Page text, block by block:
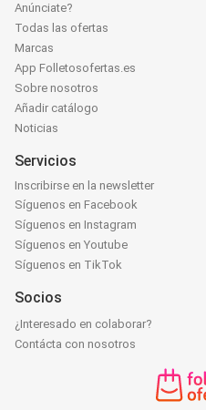
Anúnciate?
Todas las ofertas
Marcas
App Folletosofertas.es
Sobre nosotros
Añadir catálogo
Noticias
Servicios
Inscribirse en la newsletter
Síguenos en Facebook
Síguenos en Instagram
Síguenos en Youtube
Síguenos en TikTok
Socios
¿Interesado en colaborar?
Contácta con nosotros